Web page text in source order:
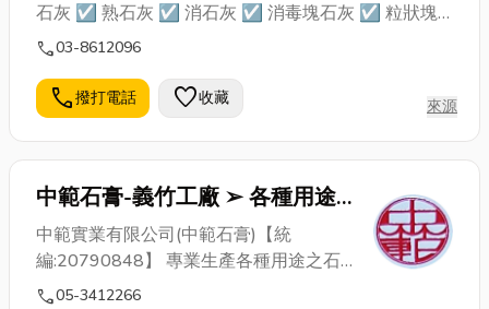
石灰 ☑ 熟石灰 ☑ 消石灰 ☑ 消毒塊石灰 ☑ 粒狀塊
石灰 石灰粉(氫氧化鈣)，又稱熟石灰或消石灰 用途：
度，改良土壤結構。 由於石灰的原材料很普遍，製作
成本低廉，石灰粉經常被用在乾燥劑，放在食物（主
要是零食）的包裝內。 礦物質生石灰經熟化而成並含
改良土壤酸鹼度提升土壤PH值，亦有控制氮肥功能。
增加水果甜度、色澤、脆度。 古羅馬人在建築時，會
把石灰和火山灰混合起來成為建築原料，是為史上最
早之水泥。
call03-8612096
call撥打電話 favorite收藏 來源
中範石膏-義竹工廠 ➢ 各種用途
石膏製造廠
中範實業有限公司(中範石膏)【統
編:20790848】 專業生產各種用途之石
膏 ( 建材用石膏、 美術用石膏、醫術用石
call05-3412266